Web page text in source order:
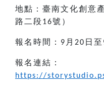
地點：臺南文化創意
路二段16號）
報名時間： 9 月 20 日至
報名連結：
https://